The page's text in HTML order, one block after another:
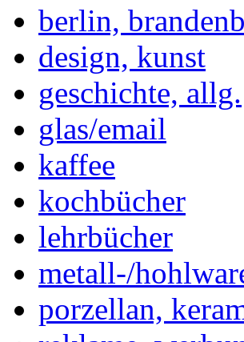
berlin,
design, kunst
geschichte, allg.
glas/email
kaffee
kochbücher
lehrbücher
metall-/
porzellan,